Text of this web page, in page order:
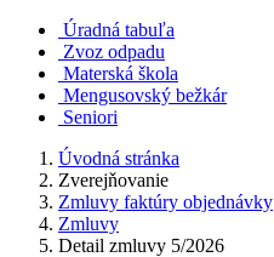
Úradná tabuľa
Zvoz odpadu
Materská škola
Mengusovský bežkár
Seniori
Úvodná stránka
Zverejňovanie
Zmluvy faktúry objednávky
Zmluvy
Detail zmluvy 5/2026